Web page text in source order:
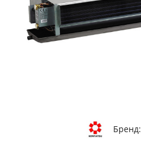
Бренд: